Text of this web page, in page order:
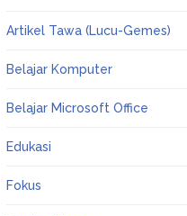
Artikel Tawa (Lucu-Gemes)
Belajar Komputer
Belajar Microsoft Office
Edukasi
Fokus